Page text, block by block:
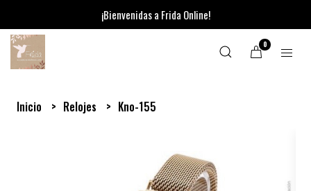
¡Bienvenidas a Frida Online!
0
Inicio Relojes Kno-155